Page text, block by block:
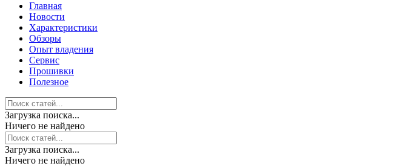
Главная
Новости
Характеристики
Обзоры
Опыт владения
Сервис
Прошивки
Полезное
Загрузка поиска...
Ничего не найдено
Загрузка поиска...
Ничего не найдено